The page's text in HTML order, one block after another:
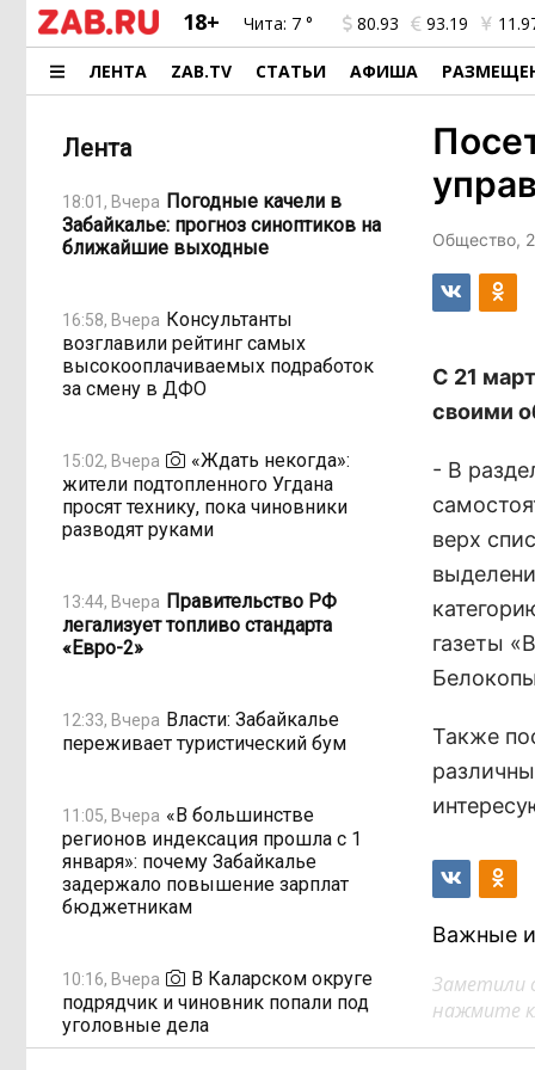
18+ Чита: 7 ° 80.93 93.19
ЛЕНТА ZAB.TV СТАТЬИ АФИША
Лента
18:01, Вчера Погодные качели в
Забайкалье: прогноз синоптиков на
ближайшие выходные
16:58, Вчера Консультанты
возглавили рейтинг самых
высокооплачиваемых подработок
за смену в ДФО
15:02, Вчера
«Ждать некогда»:
жители подтопленного Угдана
просят технику, пока чиновники
разводят руками
13:44, Вчера Правительство РФ
легализует топливо стандарта
«Евро-2»
12:33, Вчера Власти: Забайкалье
переживает туристический бум
11:05, Вчера «В большинстве
регионов индексация прошла с 1
января»: почему Забайкалье
задержало повышение зарплат
бюджетникам
10:16, Вчера
В Каларском округе
подрядчик и чиновник попали под
уголовные дела
Общество,
С 21
своими
- В
верх
газеты
Также
Важные
Заметили
нажмите